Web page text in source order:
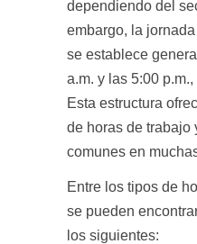
dependiendo del
embargo, la
se establece
a.m. y las 5:00
Esta estructura
de horas de trabajo
comunes en
Entre los tipos de
se pueden
los siguientes: